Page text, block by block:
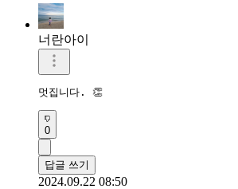
너란아이
멋집니다. 👏
0
답글 쓰기
2024.09.22 08:50